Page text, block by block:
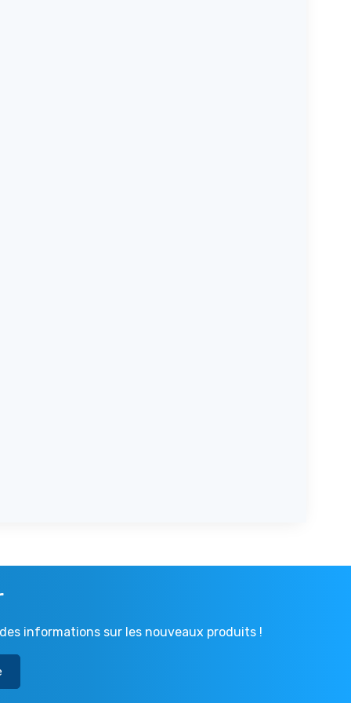
informations sur les nouveaux produits !